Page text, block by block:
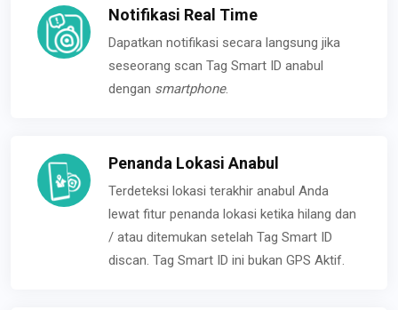
Notifikasi Real Time
Dapatkan notifikasi secara langsung jika
seseorang scan Tag Smart ID anabul
dengan smartphone.
Penanda Lokasi Anabul
Terdeteksi lokasi terakhir anabul Anda
lewat fitur penanda lokasi ketika hilang dan
/ atau ditemukan setelah Tag Smart ID
discan. Tag Smart ID ini bukan GPS Aktif.